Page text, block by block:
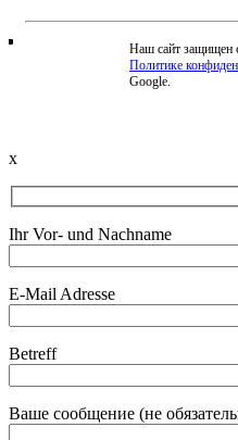
Beschwerde einreichen
Наш сайт защищен
Политике
Google.
x
Ihr Vor- und Nachname
E-Mail Adresse
Betreff
Ваше сообщение (не